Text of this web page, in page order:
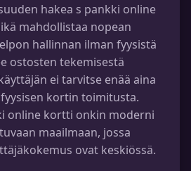
hakea s pankki online
mahdollistaa nopean
hallinnan ilman fyysistä
ostosten tekemisestä
ei tarvitse enää aina
kortin toimitusta.
online kortti onkin moderni
maailmaan, jossa
ovat keskiössä.